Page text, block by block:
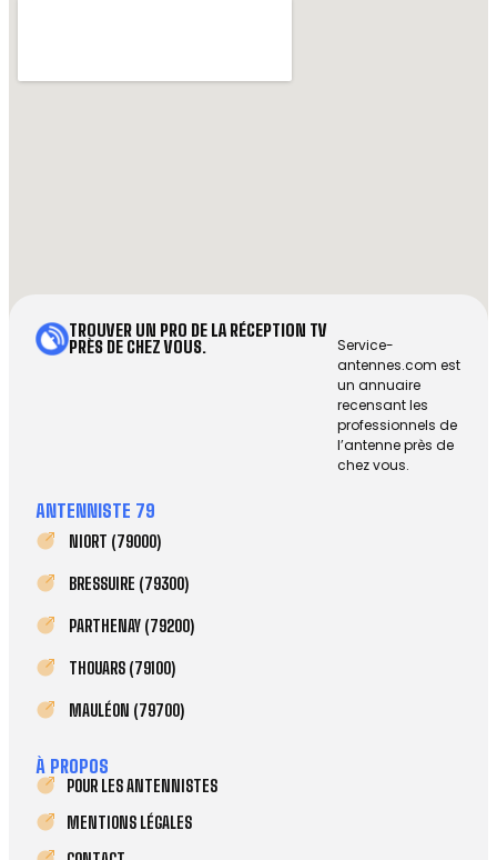
TROUVER UN PRO DE LA RÉCEPTION TV
PRÈS DE CHEZ VOUS.
Service-
antennes.com est
un annuaire
recensant les
professionnels de
l’antenne près de
chez vous.
ANTENNISTE 79
NIORT (79000)
BRESSUIRE (79300)
PARTHENAY (79200)
THOUARS (79100)
MAULÉON (79700)
À PROPOS
POUR LES ANTENNISTES
MENTIONS LÉGALES